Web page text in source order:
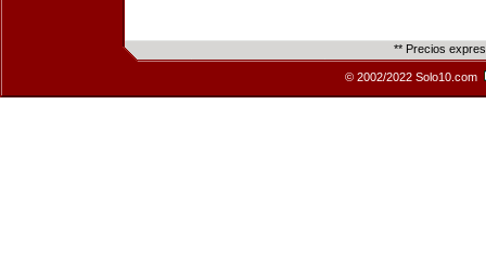
** Precios
© 2002/2022 Solo10.com